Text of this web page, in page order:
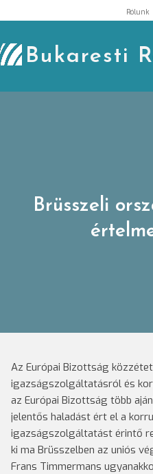
to
content
Rólunk
Bukaresti
Brüsszeli
Az Európai Bizottság
igazságszolgáltatásról és
az Európai Bizottság több
jelentős haladást ért el a
igazságszolgáltatást érintő
ki ma Brüsszelben az uniós
Frans Timmermans